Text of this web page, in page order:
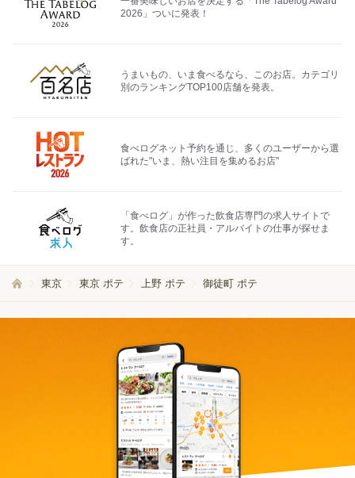
2026」ついに発表！
うまいもの、いま食べるなら、このお店。カテゴリ
別のランキングTOP100店舗を発表。
食べログネット予約を通じ、多くのユーザーから選
ばれた"いま、熱い注目を集めるお店"
「食べログ」が作った飲食店専門の求人サイトで
す。飲食店の正社員・アルバイトの仕事が探せま
す。
東京 東京 ポテ 上野 ポテ 御徒町 ポテ